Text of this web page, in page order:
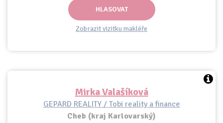
HLASOVAT
Zobrazit vizitku makléře
Mirka Valašíková
GEPARD REALITY / Tobi reality a finance
Cheb (kraj Karlovarský)